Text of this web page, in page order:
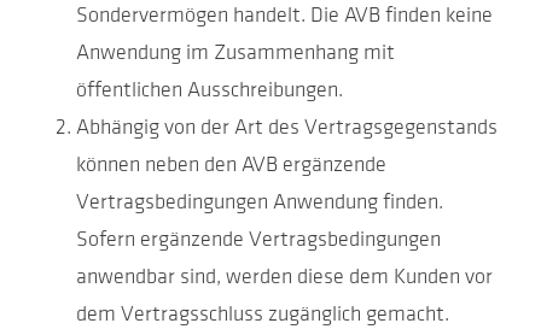
Sondervermögen handelt. Die AVB finden keine
Anwendung im Zusammenhang mit
öffentlichen Ausschreibungen.
Abhängig von der Art des Vertragsgegenstands
können neben den AVB ergänzende
Vertragsbedingungen Anwendung finden.
Sofern ergänzende Vertragsbedingungen
anwendbar sind, werden diese dem Kunden vor
dem Vertragsschluss zugänglich gemacht.